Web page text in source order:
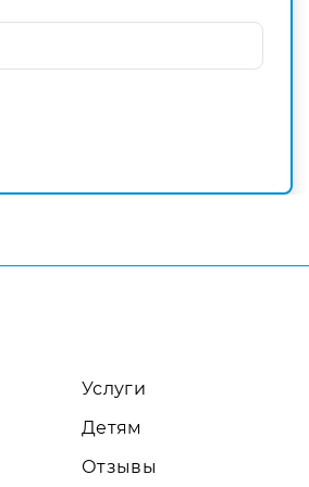
Услуги
Детям
Отзывы